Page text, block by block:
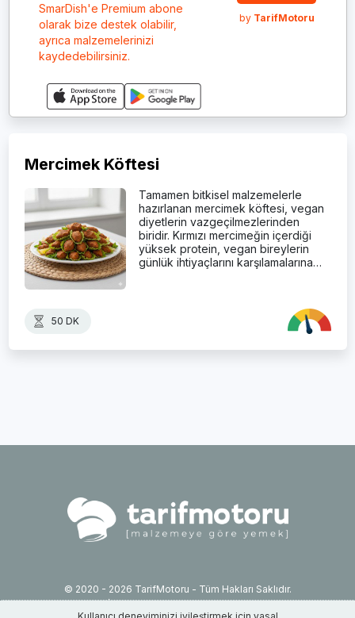
SmarDish'e Premium abone
olarak bize destek olabilir,
ayrıca malzemelerinizi
kaydedebilirsiniz.
by TarifMotoru
Mercimek Köftesi
Tamamen bitkisel malzemelerle
hazırlanan mercimek köftesi, vegan
diyetlerin vazgeçilmezlerinden
biridir. Kırmızı mercimeğin içerdiği
yüksek protein, vegan bireylerin
günlük ihtiyaçlarını karşılamalarına…
50 DK
© 2020 - 2026 TarifMotoru - Tüm Hakları Saklıdır.
İletişim: info@tarifmotoru.com